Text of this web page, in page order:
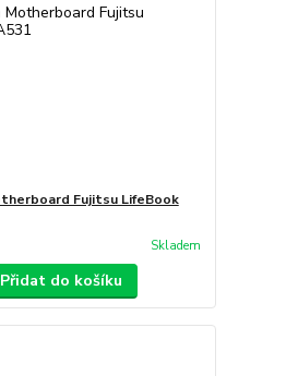
Fujitsu LifeBook
Skladem
Přidat do košíku